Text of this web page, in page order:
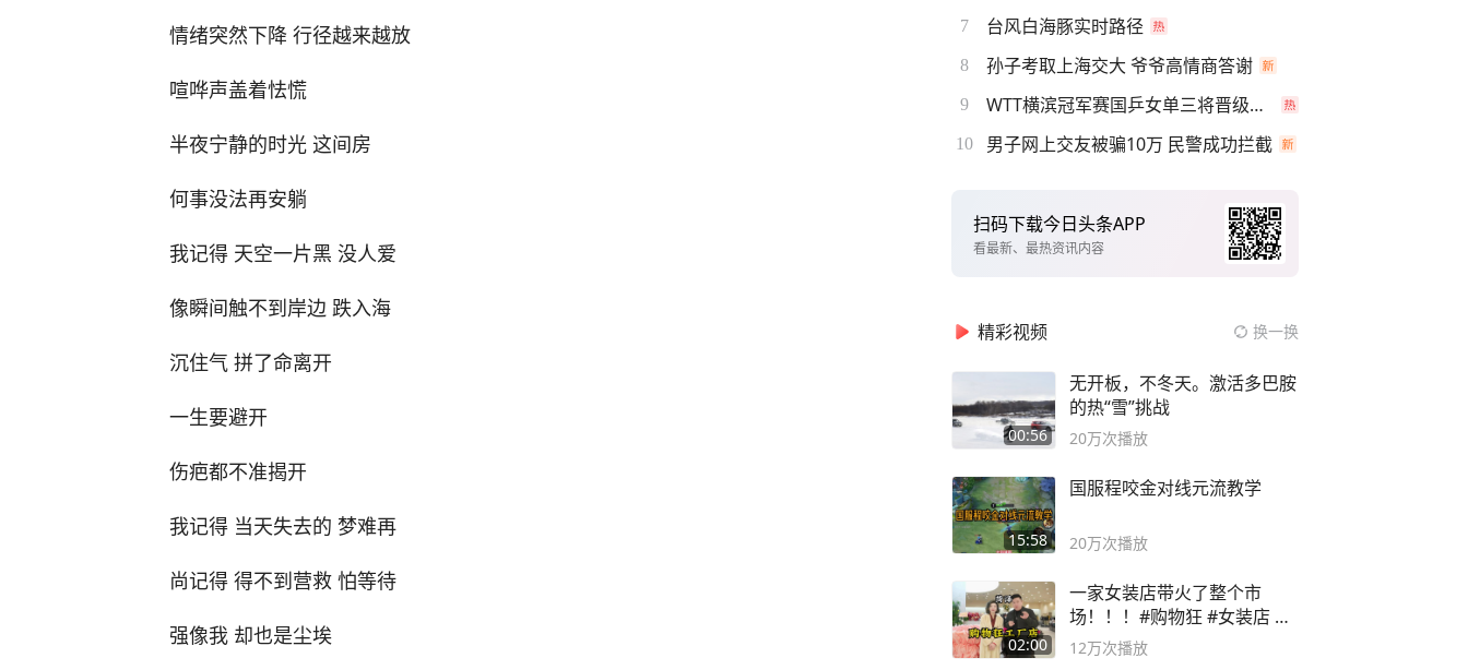
情绪突然下降 行径越来越放
喧哗声盖着怯慌
半夜宁静的时光 这间房
何事没法再安躺
我记得 天空一片黑 没人爱
像瞬间触不到岸边 跌入海
沉住气 拼了命离开
一生要避开
伤疤都不准揭开
我记得 当天失去的 梦难再
尚记得 得不到营救 怕等待
强像我 却也是尘埃
7 台风白海豚实时路径
8 孙子考取上海交大 爷爷高情商答谢
9 WTT横滨冠军赛国乒女单三将晋级四强
10 男子网上交友被骗10万 民警成功拦截
扫码下载今日头条APP
看最新、最热资讯内容
精彩视频 换一换
00:56
无开板，不冬天。激活多巴胺
的热“雪”挑战
20万次播放
15:58
国服程咬金对线元流教学
20万次播放
02:00
一家女装店带火了整个市
场！！！#购物狂 #女装店 #
高品质女装
12万次播放